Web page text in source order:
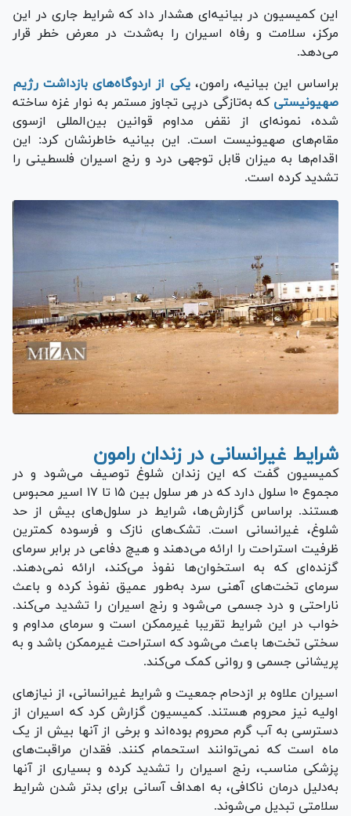
این کمیسیون در بیانیه‌ای هشدار داد که شرایط جاری در این
مرکز، سلامت و رفاه اسیران را به‌شدت در معرض خطر قرار
می‌دهد.
براساس این بیانیه، رامون،یکی از اردوگاه‌های بازداشت رژیم
صهیونیستی که به‌تازگی درپی تجاوز مستمر به نوار غزه ساخته
شده، نمونه‌ای از نقض مداوم قوانین بین‌المللی ازسوی
مقام‌های صهیونیست است. این بیانیه خاطرنشان کرد: این
اقدام‌ها به میزان قابل توجهی درد و رنج اسیران فلسطینی را
تشدید کرده است.
شرایط غیرانسانی در زندان رامون
کمیسیون گفت که این زندان شلوغ توصیف می‌شود و در
مجموع ۱۰ سلول دارد که در هر سلول بین ۱۵ تا ۱۷ اسیر محبوس
هستند. براساس گزارش‌ها، شرایط در سلول‌های بیش از حد
شلوغ، غیرانسانی است. تشک‌های نازک و فرسوده کمترین
ظرفیت استراحت را ارائه می‌دهند و هیچ دفاعی در برابر سرمای
گزنده‌ای که به استخوان‌ها نفوذ می‌کند، ارائه نمی‌دهند.
سرمای تخت‌های آهنی سرد به‌طور عمیق نفوذ کرده و باعث
ناراحتی و درد جسمی می‌شود و رنج اسیران را تشدید می‌کند.
خواب در این شرایط تقریبا غیرممکن است و سرمای مداوم و
سختی تخت‌ها باعث می‌شود که استراحت غیرممکن باشد و به
پریشانی جسمی و روانی کمک می‌کند.
اسیران علاوه بر ازدحام جمعیت و شرایط غیرانسانی، از نیاز‌های
اولیه نیز محروم هستند. کمیسیون گزارش کرد که اسیران از
دسترسی به آب گرم محروم بوده‌اند و برخی از آنها بیش از یک
ماه است که نمی‌توانند استحمام کنند. فقدان مراقبت‌های
پزشکی مناسب، رنج اسیران را تشدید کرده و بسیاری از آنها
به‌دلیل درمان ناکافی، به اهداف آسانی برای بدتر شدن شرایط
سلامتی تبدیل می‌شوند.